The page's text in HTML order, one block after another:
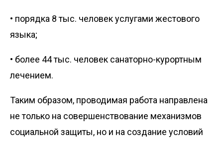
• порядка 8 тыс. человек услугами жестового
языка;
• более 44 тыс. человек санаторно-курортным
лечением.
Таким образом, проводимая работа направлена
не только на совершенствование механизмов
социальной защиты, но и на создание условий